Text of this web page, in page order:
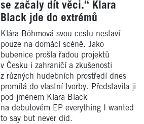
se začaly dít věci.“ Klara
Black jde do extrémů
Klára Böhmová svou cestu nestaví
pouze na domácí scéně. Jako
bubenice prošla řadou projektů
v Česku i zahraničí a zkušenosti
z různých hudebních prostředí dnes
promítá do vlastní tvorby. Představila ji
pod jménem Klara Black
na debutovém EP everything I wanted
to say but never did.